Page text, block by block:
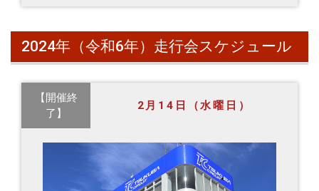
2024年（令和6年）走行会スケジュール
【開催終
了】
2月14日（水曜日）